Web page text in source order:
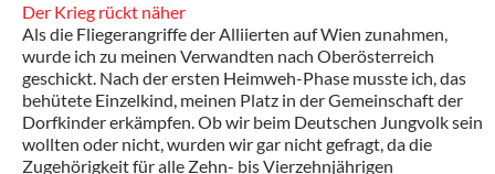
Der Krieg rückt näher
Als die Fliegerangriffe der Alliierten auf Wien zunahmen,
wurde ich zu meinen Verwandten nach Oberösterreich
geschickt. Nach der ersten Heimweh-Phase musste ich, das
behütete Einzelkind, meinen Platz in der Gemeinschaft der
Dorfkinder erkämpfen. Ob wir beim Deutschen Jungvolk sein
wollten oder nicht, wurden wir gar nicht gefragt, da die
Zugehörigkeit für alle Zehn- bis Vierzehnjährigen